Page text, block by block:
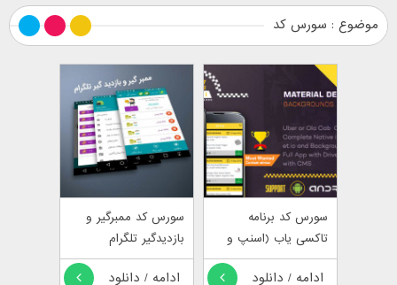
موضوع : سورس کد
سورس کد برنامه
تاکسی یاب (اسنپ و
تپسی)
ادامه / دانلود
سورس کد ممبرگیر و
بازدیدگیر تلگرام
ادامه / دانلود